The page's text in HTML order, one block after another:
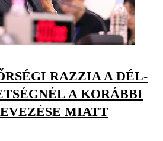
RAZZIA A DÉL-
A KORÁBBI
MIATT